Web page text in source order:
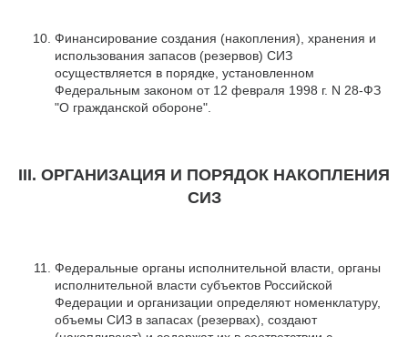
Финансирование создания (накопления), хранения и
использования запасов (резервов) СИЗ
осуществляется в порядке, установленном
Федеральным законом от 12 февраля 1998 г. N 28-ФЗ
"О гражданской обороне".
III. ОРГАНИЗАЦИЯ И ПОРЯДОК НАКОПЛЕНИЯ
СИЗ
Федеральные органы исполнительной власти, органы
исполнительной власти субъектов Российской
Федерации и организации определяют номенклатуру,
объемы СИЗ в запасах (резервах), создают